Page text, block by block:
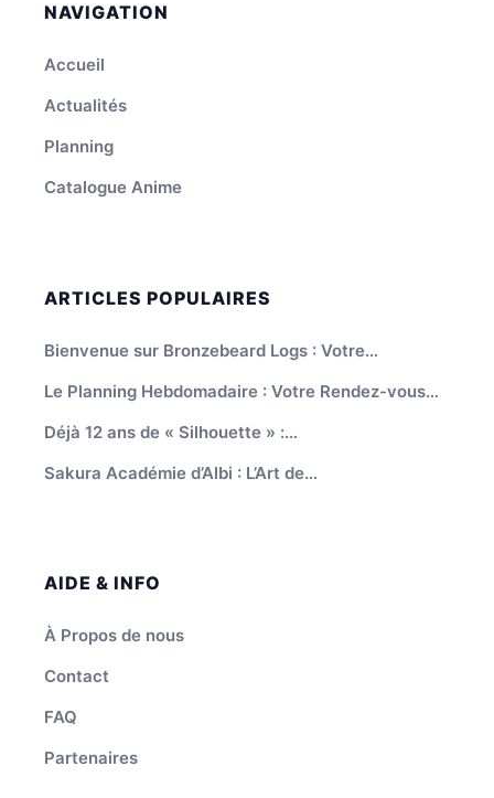
NAVIGATION
Accueil
Actualités
Planning
Catalogue Anime
ARTICLES POPULAIRES
Bienvenue sur Bronzebeard Logs : Votre…
Le Planning Hebdomadaire : Votre Rendez-vous…
Déjà 12 ans de « Silhouette » :…
Sakura Académie d’Albi : L’Art de…
AIDE & INFO
À Propos de nous
Contact
FAQ
Partenaires